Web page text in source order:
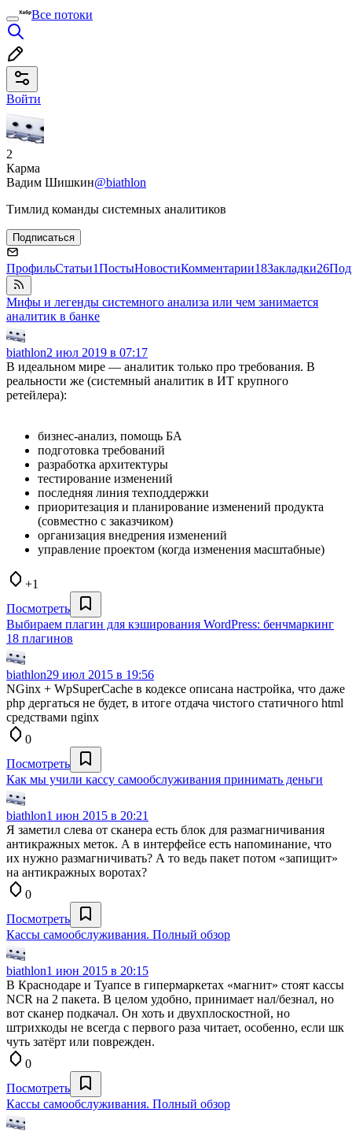
Все потоки
Войти
2
Карма
Вадим Шишкин@biathlon
Тимлид команды системных аналитиков
Подписаться
ПрофильСтатьи1ПостыНовостиКомментарии18Закладки26
Мифы и легенды системного анализа или чем занимается
аналитик в банке
biathlon2 июл 2019 в 07:17
В идеальном мире — аналитик только про требования. В
реальности же (системный аналитик в ИТ крупного
ретейлера):
бизнес-анализ, помощь БА
подготовка требований
разработка архитектуры
тестирование изменений
последняя линия техподдержки
приоритезация и планирование изменений продукта
(совместно с заказчиком)
организация внедрения изменений
управление проектом (когда изменения масштабные)
+1
Посмотреть
Выбираем плагин для кэширования WordPress: бенчмаркинг
18 плагинов
biathlon29 июл 2015 в 19:56
NGinx + WpSuperCache в кодексе описана настройка, что даже
php дергаться не будет, в итоге отдача чистого статичного html
средствами nginx
0
Посмотреть
Как мы учили кассу самообслуживания принимать деньги
biathlon1 июн 2015 в 20:21
Я заметил слева от сканера есть блок для размагничивания
антикражных меток. А в интерфейсе есть напоминание, что
их нужно размагничивать? А то ведь пакет потом «запищит»
на антикражных воротах?
0
Посмотреть
Кассы самообслуживания. Полный обзор
biathlon1 июн 2015 в 20:15
В Краснодаре и Туапсе в гипермаркетах «магнит» стоят кассы
NCR на 2 пакета. В целом удобно, принимает нал/безнал, но
вот сканер подкачал. Он хоть и двухплоскостной, но
штрихкоды не всегда с первого раза читает, особенно, если шк
чуть затёрт или поврежден.
0
Посмотреть
Кассы самообслуживания. Полный обзор